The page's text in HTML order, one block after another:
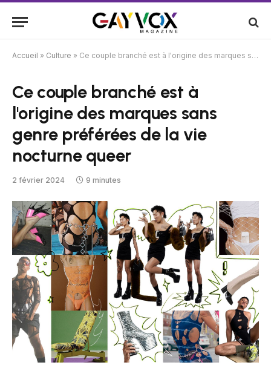
Accueil » Culture » Ce couple branché est à l'origine des marques sans genre préférées de la vie nocturne queer
Ce couple branché est à
l'origine des marques sans
genre préférées de la vie
nocturne queer
2 février 2024 9 minutes